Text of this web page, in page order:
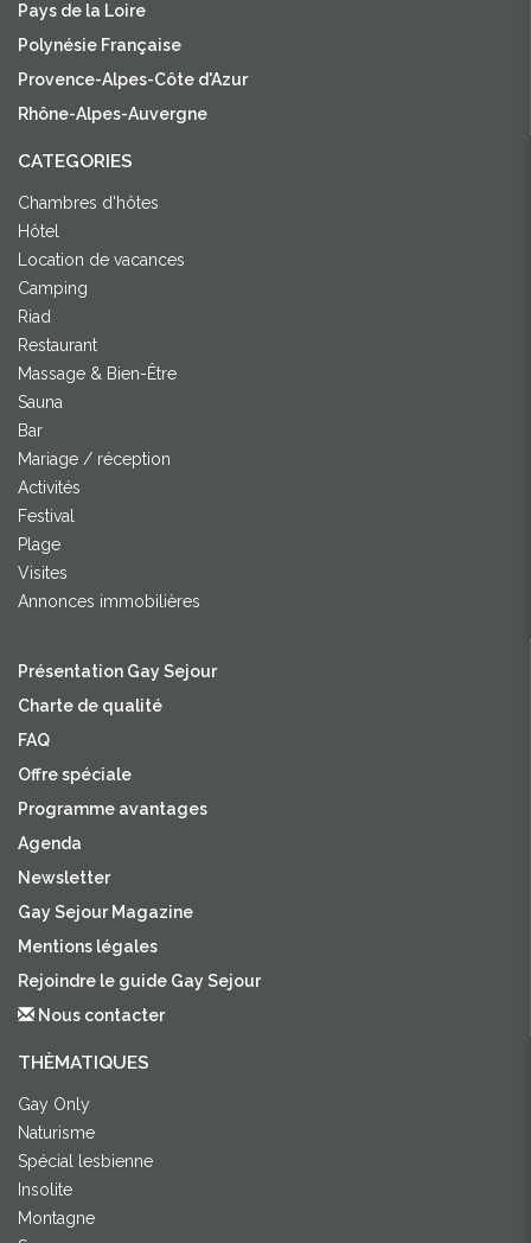
Pays de la Loire
Polynésie Française
Provence-Alpes-Côte d'Azur
Rhône-Alpes-Auvergne
CATEGORIES
Chambres d'hôtes
Hôtel
Location de vacances
Camping
Riad
Restaurant
Massage & Bien-Être
Sauna
Bar
Mariage / réception
Activités
Festival
Plage
Visites
Annonces immobilières
Présentation Gay Sejour
Charte de qualité
FAQ
Offre spéciale
Programme avantages
Agenda
Newsletter
Gay Sejour Magazine
Mentions légales
Rejoindre le guide Gay Sejour
Nous contacter
THÈMATIQUES
Gay Only
Naturisme
Spécial lesbienne
Insolite
Montagne